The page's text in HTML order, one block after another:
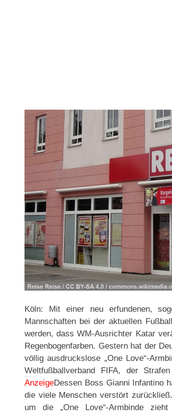
Köln: Mit einer neu erfundenen,
Mannschaften bei der aktuellen
werden, dass WM-Ausrichter Katar
Regenbogenfarben. Gestern hat der
völlig ausdruckslose „One Love“-
Weltfußballverband FIFA, der
AnzeigeDessen Boss Gianni Infantino
die viele Menschen verstört
um die „One Love“-Armbinde